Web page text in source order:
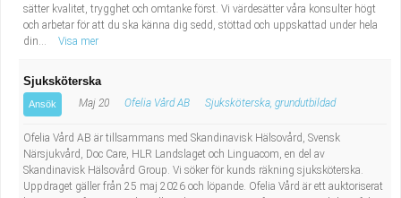
sätter kvalitet, trygghet och omtanke först. Vi värdesätter våra konsulter högt
och arbetar för att du ska känna dig sedd, stöttad och uppskattad under hela
din...
Visa mer
Sjuksköterska
Ansök Maj 20 Ofelia Vård AB Sjuksköterska, grundutbildad
Ofelia Vård AB är tillsammans med Skandinavisk Hälsovård, Svensk
Närsjukvård, Doc Care, HLR Landslaget och Linguacom, en del av
Skandinavisk Hälsovård Group. Vi söker för kunds räkning sjuksköterska.
Uppdraget gäller från 25 maj 2026 och löpande. Ofelia Vård är ett auktoriserat